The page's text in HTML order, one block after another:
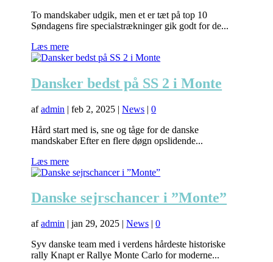
To mandskaber udgik, men et er tæt på top 10
Søndagens fire specialstrækninger gik godt for de...
Læs mere
Dansker bedst på SS 2 i Monte
afadmin |feb 2, 2025 |News |0
Hård start med is, sne og tåge for de danske
mandskaber Efter en flere døgn opslidende...
Læs mere
Danske sejrschancer i ”Monte”
afadmin |jan 29, 2025 |News |0
Syv danske team med i verdens hårdeste historiske
rally Knapt er Rallye Monte Carlo for moderne...